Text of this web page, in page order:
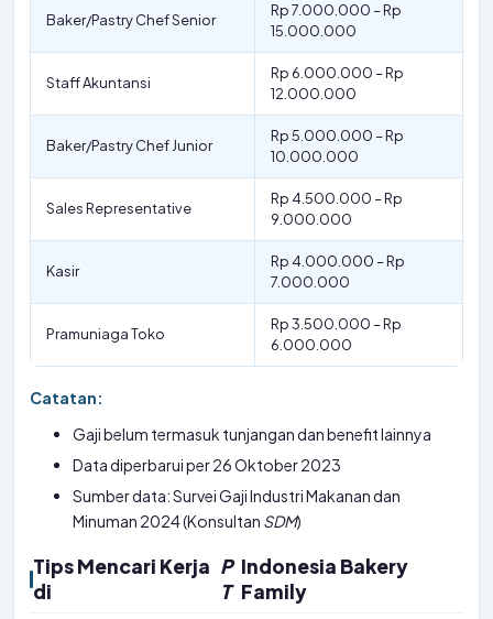
Baker/Pastry Chef Senior
Rp 7.000.000 – Rp
15.000.000
Staff Akuntansi
Rp 6.000.000 – Rp
12.000.000
Baker/Pastry Chef Junior
Rp 5.000.000 – Rp
10.000.000
Sales Representative
Rp 4.500.000 – Rp
9.000.000
Kasir
Rp 4.000.000 – Rp
7.000.000
Pramuniaga Toko
Rp 3.500.000 – Rp
6.000.000
Catatan:
Gaji belum termasuk tunjangan dan benefit lainnya
Data diperbarui per 26 Oktober 2023
Sumber data: Survei Gaji Industri Makanan dan
Minuman 2024 (Konsultan SDM)
Tips Mencari Kerja
di
P
T
Indonesia Bakery
Family